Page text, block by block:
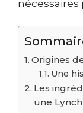
nécessaires
Origines
Une
Les
une